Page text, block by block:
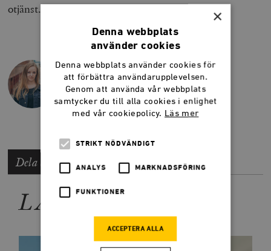
otjänst.
BLANCHE SANDE
Fd redaktör, Smedjan
Dela artikeln
LÄS MER
×
Denna webbplats
använder cookies
Denna webbplats använder cookies för
att förbättra användarupplevelsen.
Genom att använda vår webbplats
samtycker du till alla cookies i enlighet
med vår cookiepolicy. Läs mer
STRIKT NÖDVÄNDIGT
ANALYS MARKNADSFÖRING
FUNKTIONER
ACCEPTERA ALLA